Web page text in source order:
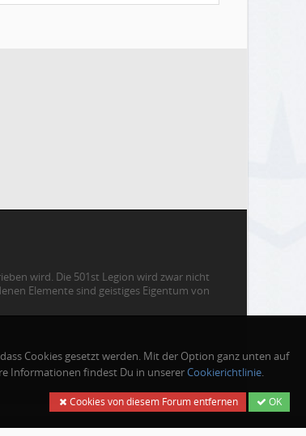
wird. Die 501st Legion wird zwar nicht
Elemente sind geistiges Eigentum von
ein ·Viewport: XL
Cookies gesetzt werden. Mit der Option ganz unten auf
Informationen findest Du in unsererCookierichtlinie.
Cookies von diesem Forum entfernen OK